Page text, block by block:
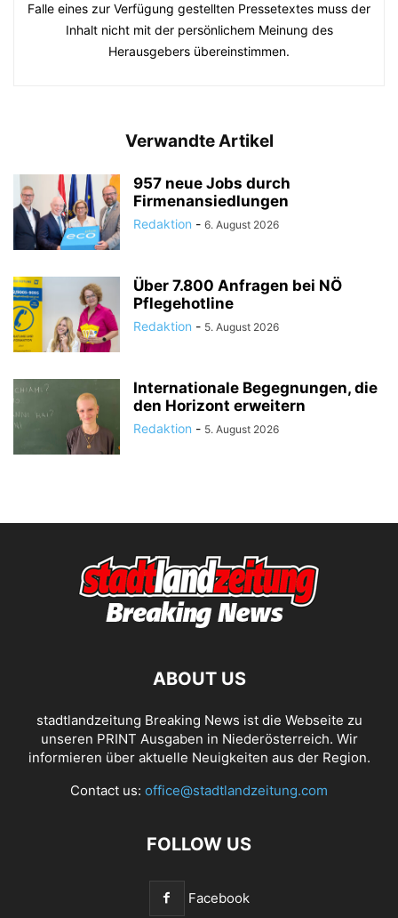
Falle eines zur Verfügung gestellten Pressetextes muss der
Inhalt nicht mit der persönlichem Meinung des
Herausgebers übereinstimmen.
Verwandte Artikel
957 neue Jobs durch
Firmenansiedlungen
Redaktion - 6. August 2026
Über 7.800 Anfragen bei NÖ
Pflegehotline
Redaktion - 5. August 2026
Internationale Begegnungen, die
den Horizont erweitern
Redaktion - 5. August 2026
ABOUT US
stadtlandzeitung Breaking News ist die Webseite zu
unseren PRINT Ausgaben in Niederösterreich. Wir
informieren über aktuelle Neuigkeiten aus der Region.
Contact us: office@stadtlandzeitung.com
FOLLOW US
Facebook